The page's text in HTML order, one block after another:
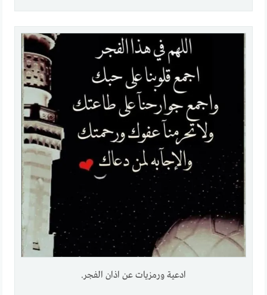
ادعية ورمزيات عن اذان الفجر.